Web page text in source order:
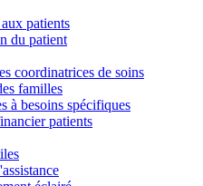
patients
du patient
coordinatrices de soins
familles
à besoins spécifiques
patients